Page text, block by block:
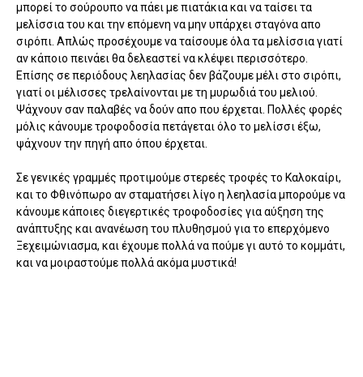
μπορεί το σούρουπο να πάει με πιατάκια και να ταίσει τα
μελίσσια του και την επόμενη να μην υπάρχει σταγόνα απο
σιρόπι. Απλώς προσέχουμε να ταίσουμε όλα τα μελίσσια γιατί
αν κάποιο πεινάει θα δελεαστεί να κλέψει περισσότερο.
Επίσης σε περιόδους λεηλασίας δεν βάζουμε μέλι στο σιρόπι,
γιατί οι μέλισσες τρελαίνονται με τη μυρωδιά του μελιού.
Ψάχνουν σαν παλαβές να δούν απο που έρχεται. Πολλές φορές
μόλις κάνουμε τροφοδοσία πετάγεται όλο το μελίσσι έξω,
ψάχνουν την πηγή απο όπου έρχεται.
Σε γενικές γραμμές προτιμούμε στερεές τροφές το Καλοκαίρι,
και το Φθινόπωρο αν σταματήσει λίγο η λεηλασία μπορούμε να
κάνουμε κάποιες διεγερτικές τροφοδοσίες για αύξηση της
ανάπτυξης και ανανέωση του πλυθησμού για το επερχόμενο
Ξεχειμώνιασμα, και έχουμε πολλά να πούμε γι αυτό το κομμάτι,
και να μοιραστούμε πολλά ακόμα μυστικά!